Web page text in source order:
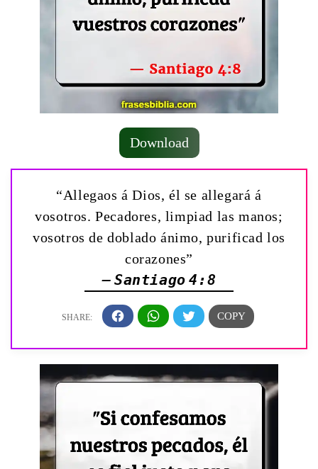
Download
“Allegaos á Dios, él se allegará á
vosotros. Pecadores, limpiad las manos;
vosotros de doblado ánimo, purificad los
corazones”
— Santiago 4:8